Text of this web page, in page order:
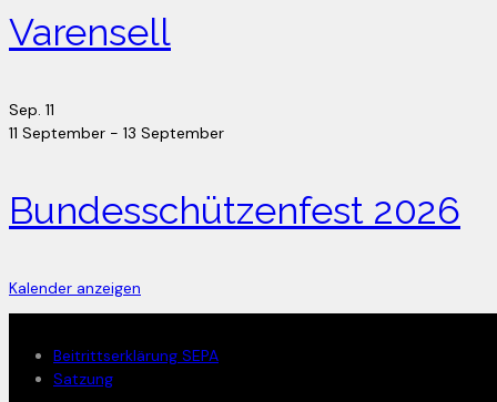
Varensell
Sep. 11
11 September - 13 September
Bundesschützenfest 2026
Kalender anzeigen
Beitrittserklärung SEPA
Satzung